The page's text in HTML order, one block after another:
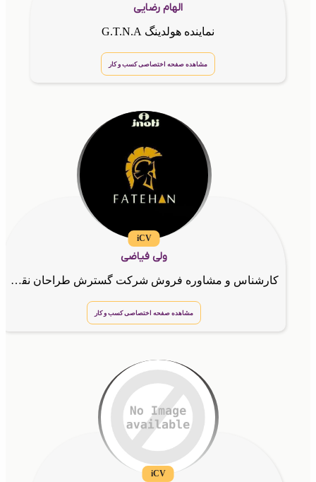
الهام رضایی
نماینده هولدینگ G.T.N.A
مشاهده صفحه اختصاصی کسب و کار
iCV
ولی فیاضی
کارشناس و مشاوره فروش شرکت گسترش طراحان نقش الماس
مشاهده صفحه اختصاصی کسب و کار
iCV